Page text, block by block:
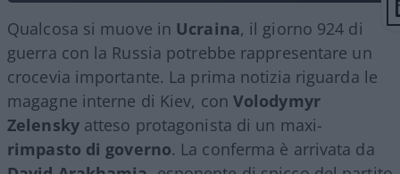
Qualcosa si muove in Ucraina, il giorno 924 di
guerra con la Russia potrebbe rappresentare un
crocevia importante. La prima notizia riguarda le
magagne interne di Kiev, con Volodymyr
Zelenskyatteso protagonista di un maxi-
rimpasto di governo. La conferma è arrivata da